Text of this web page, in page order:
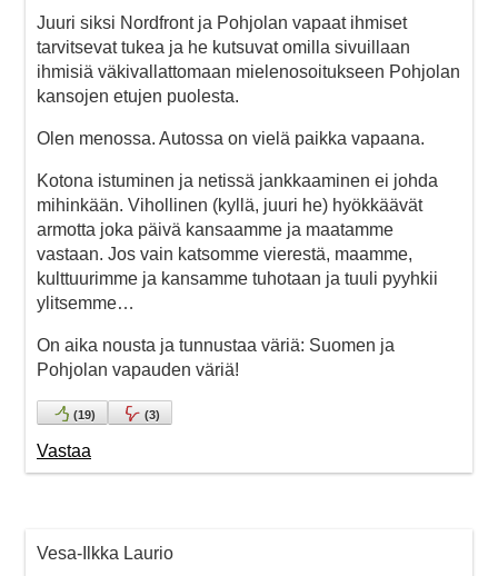
Juuri siksi Nordfront ja Pohjolan vapaat ihmiset
tarvitsevat tukea ja he kutsuvat omilla sivuillaan
ihmisiä väkivallattomaan mielenosoitukseen Pohjolan
kansojen etujen puolesta.
Olen menossa. Autossa on vielä paikka vapaana.
Kotona istuminen ja netissä jankkaaminen ei johda
mihinkään. Vihollinen (kyllä, juuri he) hyökkäävät
armotta joka päivä kansaamme ja maatamme
vastaan. Jos vain katsomme vierestä, maamme,
kulttuurimme ja kansamme tuhotaan ja tuuli pyyhkii
ylitsemme…
On aika nousta ja tunnustaa väriä: Suomen ja
Pohjolan vapauden väriä!
(19) (3)
Vastaa
Vesa-Ilkka Laurio